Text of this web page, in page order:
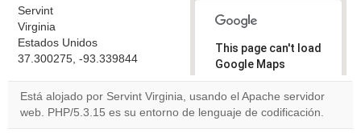
Servint
Virginia
Estados Unidos
37.300275, -93.339844
This page can't load
Google Maps
correctly.
Do you
own this
OK
Está alojado por Servint Virginia, usando el Apache servidor
web. PHP/5.3.15 es su entorno de lenguaje de codificación.